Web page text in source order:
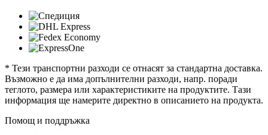
* Тези транспортни разходи се отнасят за стандартна доставка.
Възможно е да има допълнителни разходи, напр. поради
теглото, размера или характеристиките на продуктите. Тази
информация ще намерите директно в описанието на продукта.
Помощ и поддръжка